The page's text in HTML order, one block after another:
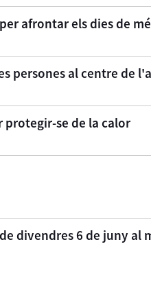
afrontar els dies de
persones al centre de
protegir-se de la calor
divendres 6 de juny al